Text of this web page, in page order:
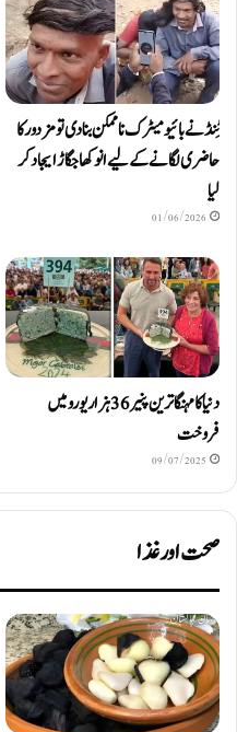
ٹِنڈ نے بائیومیٹرک ناممکن بنا دی تو مزدور کا
حاضری لگانے کے لیے انوکھا جگاڑ ایجاد کر
لیا
01/06/2026
دنیا کا مہنگا ترین پنیر 36 ہزار یورو میں
فروخت
09/07/2025
صحت اور غذا